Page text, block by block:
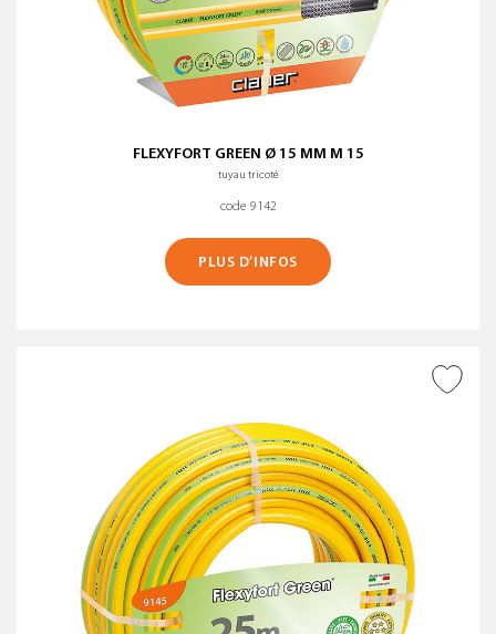
FLEXYFORT GREEN Ø 15 MM M 15
tuyau tricoté
code 9142
PLUS D’INFOS